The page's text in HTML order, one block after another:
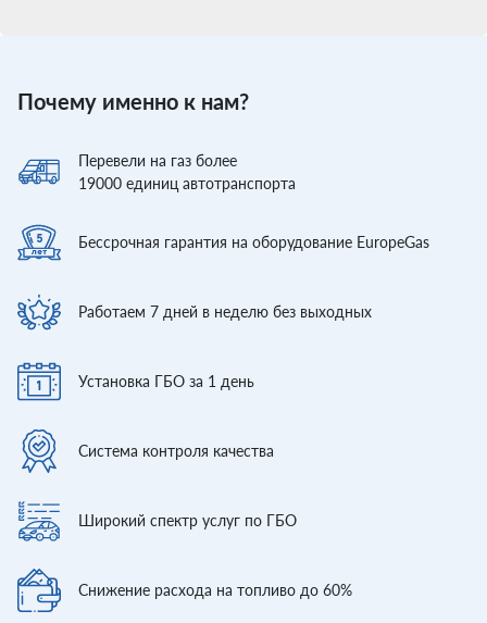
Почему именно к нам?
Перевели на газ более
19000 единиц автотранспорта
Бессрочная гарантия на оборудование EuropeGas
Работаем 7 дней в неделю без выходных
Установка ГБО за 1 день
Система контроля качества
Широкий спектр услуг по ГБО
Снижение расхода на топливо до 60%